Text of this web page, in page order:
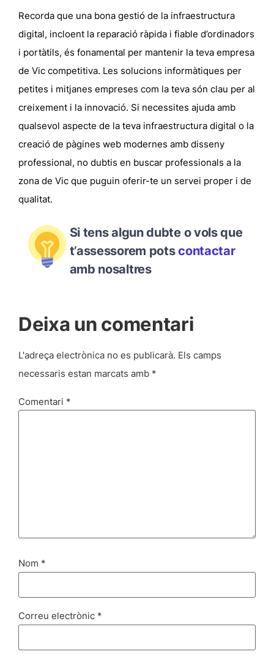
Recorda que una bona gestió de la infraestructura
digital, incloent la reparació ràpida i fiable d’ordinadors
i portàtils, és fonamental per mantenir la teva empresa
de Vic competitiva. Les solucions informàtiques per
petites i mitjanes empreses com la teva són clau per al
creixement i la innovació. Si necessites ajuda amb
qualsevol aspecte de la teva infraestructura digital o la
creació de pàgines web modernes amb disseny
professional, no dubtis en buscar professionals a la
zona de Vic que puguin oferir-te un servei proper i de
qualitat.
Si tens algun dubte o vols que
t’assessorem potscontactar
amb nosaltres
Deixa un comentari
L'adreça electrònica no es publicarà. Els camps
necessaris estan marcats amb *
Comentari *
Nom *
Correu electrònic *